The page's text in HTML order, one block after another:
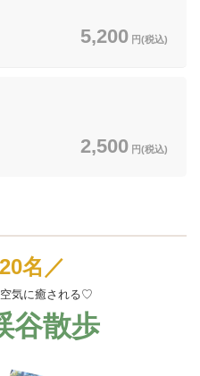
5,200 円(税込)
2,500 円(税込)
名／
気に癒される♡
谷散歩